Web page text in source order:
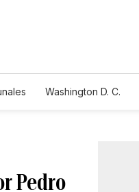
Washington D. C.
Pedro